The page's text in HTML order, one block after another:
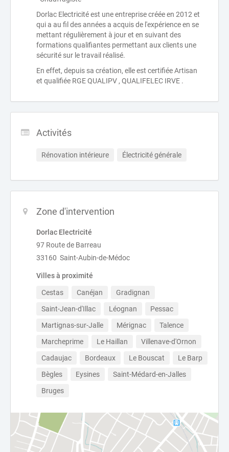
Dorlac Electricité est une entreprise créée en 2012 et
qui a au fil des années a acquis de l'expérience en se
mettant régulièrement à jour et en suivant des
formations qualifiantes permettant aux clients une
sécurité sur le travail réalisé.
En effet, depuis sa création, elle est certifiée Artisan
et qualifiée RGE QUALIPV , QUALIFELEC IRVE .
Activités
Rénovation intérieure Électricité générale
Zone d'intervention
Dorlac Electricité
97 Route de Barreau
33160 Saint-Aubin-de-Médoc
Villes à proximité
Cestas Canéjan
Gradignan
Saint-Jean-d'Illac
Léognan
Pessac
Martignas-sur-Jalle
Mérignac
Talence
Marcheprime
Le Haillan
Villenave-d'Ornon
Cadaujac
Bordeaux Le Bouscat
Le Barp
Bègles
Eysines
Saint-Médard-en-Jalles
Bruges